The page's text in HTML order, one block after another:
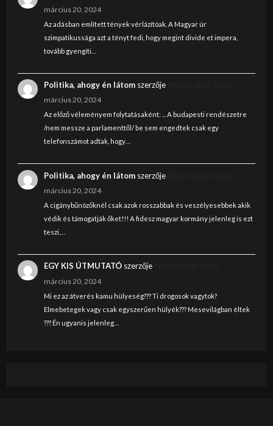
március 20, 2024
Az adásban említett tények vérlázítóak. A Magyar úr
szimpatikussága azt a tényt fedi, hogy megint divide et impera,
tovább gyengíti…
Politika, ahogy én látomszerzője
március 20, 2024
Az előző véleményem folytatásaként: ... A budapesti rendészetre
/nem messze a parlamenttől/ be sem engedtek csak egy
telefonszámot adtak, hogy…
Politika, ahogy én látomszerzője
március 20, 2024
A cigánybűnözőknél csak azok rosszabbak és veszélyesebbek akik
védik és támogatják őket!!! A fidesz magyar kormány jelenleg is ezt
teszi.…
EGY KIS ÚTMUTATÓszerzője
március 20, 2024
Mi ez az átverés kamu hülyeség??? Ti drogosok vagytok?
Elmebetegek vagy csak egyszerűen hülyék??? Mesevilágban éltek
??? Én ugyanis jelenleg…